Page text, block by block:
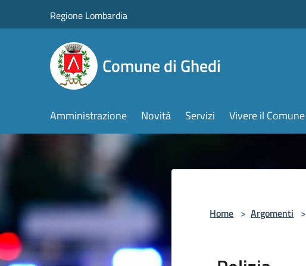
Regione Lombardia
Comune di Ghedi
Amministrazione Novità Servizi Vivere il Comune
Home > Argomenti >